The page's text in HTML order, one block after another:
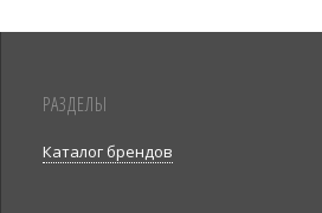
РАЗДЕЛЫ
Каталог брендов